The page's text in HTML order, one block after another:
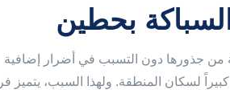
بحطين
من جذورها دون التسبب في أضرار إضافية
لسكان المنطقة. ولهذا السبب، يتميز